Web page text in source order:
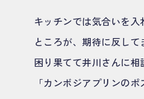
キッチンでは気合いを入
ところが、期待に反して
困り果てて井川さんに相
「カンボジアプリンの